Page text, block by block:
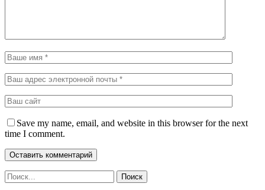
Save my name, email, and website in this browser for the next
time I comment.